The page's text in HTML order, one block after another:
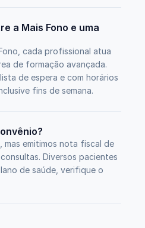
a Mais Fono e uma
cada profissional atua
de formação avançada.
de espera e com horários
fins de semana.
mas emitimos nota fiscal de
Diversos pacientes
de saúde, verifique o